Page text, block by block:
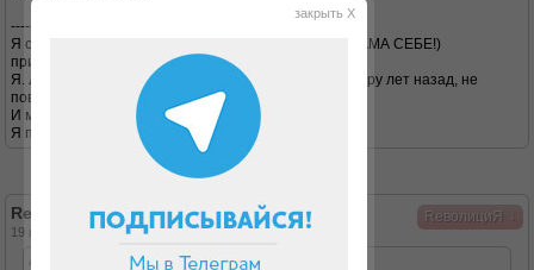
-----------
Я сегодня по собственному
, сама себе (САМА СЕБЕ!)
приготовила... цветную капусту! с луком!
Я. Лук. И цветная капуста. Кто знал меня хотя бы пару лет назад, не
поверил бы.
И мне ведь
!
Я походу это... повзрослела...
RеволициЯ
Re: Я лёгкая!
19 июн 2015, 06:34
Анвонави писал(а):
закрыть X